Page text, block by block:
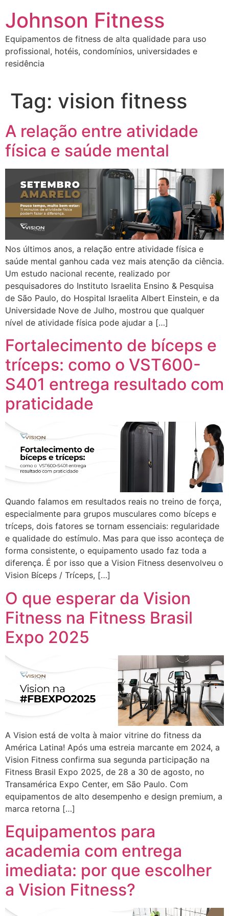
Johnson Fitness
Equipamentos de fitness de alta qualidade para uso
profissional, hotéis, condomínios, universidades e
residência
Tag: vision fitness
A relação entre atividade
física e saúde mental
Nos últimos anos, a relação entre atividade física e
saúde mental ganhou cada vez mais atenção da ciência.
Um estudo nacional recente, realizado por
pesquisadores do Instituto Israelita Ensino & Pesquisa
de São Paulo, do Hospital Israelita Albert Einstein, e da
Universidade Nove de Julho, mostrou que qualquer
nível de atividade física pode ajudar a […]
Fortalecimento de bíceps e
tríceps: como o VST600-
S401 entrega resultado com
praticidade
Quando falamos em resultados reais no treino de força,
especialmente para grupos musculares como bíceps e
tríceps, dois fatores se tornam essenciais: regularidade
e qualidade do estímulo. Mas para que isso aconteça de
forma consistente, o equipamento usado faz toda a
diferença. É por isso que a Vision Fitness desenvolveu o
Vision Bíceps / Tríceps, […]
O que esperar da Vision
Fitness na Fitness Brasil
Expo 2025
A Vision está de volta à maior vitrine do fitness da
América Latina! Após uma estreia marcante em 2024, a
Vision Fitness confirma sua segunda participação na
Fitness Brasil Expo 2025, de 28 a 30 de agosto, no
Transamérica Expo Center, em São Paulo. Com
equipamentos de alto desempenho e design premium, a
marca retorna […]
Equipamentos para
academia com entrega
imediata: por que escolher
a Vision Fitness?